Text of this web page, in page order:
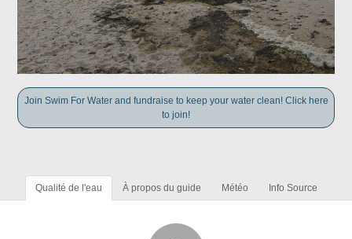
Join Swim For Water and fundraise to keep your water clean! Click here
to join!
Qualité de l'eau À propos du guide Météo Info Source